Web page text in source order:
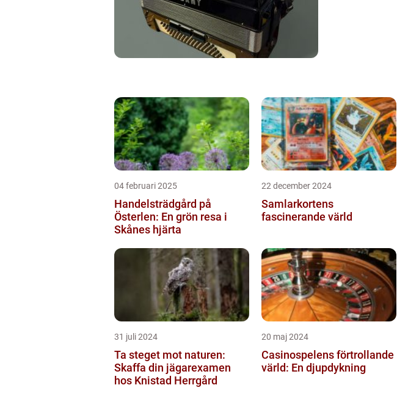
04 februari 2025
Handelsträdgård på
Österlen: En grön resa i
Skånes hjärta
22 december 2024
Samlarkortens
fascinerande värld
31 juli 2024
Ta steget mot naturen:
Skaffa din jägarexamen
hos Knistad Herrgård
20 maj 2024
Casinospelens förtrollande
värld: En djupdykning